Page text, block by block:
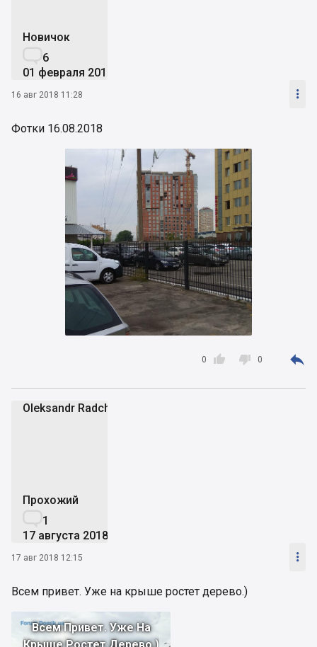
Новичок
6
01 февраля 2016
16 авг 2018 11:28 
Фотки 16.08.2018

0  0 
Oleksandr Radchenko
Прохожий
1
17 августа 2018
17 авг 2018 12:15 
Всем привет. Уже на крыше ростет дерево.)
Всем Привет. Уже На